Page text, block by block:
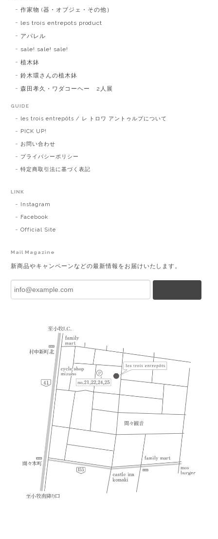
作家物 (器・オブジェ・その他）
les trois entrepots product
アパレル
sale! sale! sale!
植木鉢
鈴木環さんの植木鉢
森田孝久・ワダコーヘー 2人展
GUIDE
les trois entrepôts / レ トロワ アントゥルプについて
PICK UP!
お問い合わせ
プライバシーポリシー
特定商取引法に基づく表記
LINK
Instagram
Facebook
Official Site
Mail Magazine
新商品やキャンペーンなどの最新情報をお届けいたします。